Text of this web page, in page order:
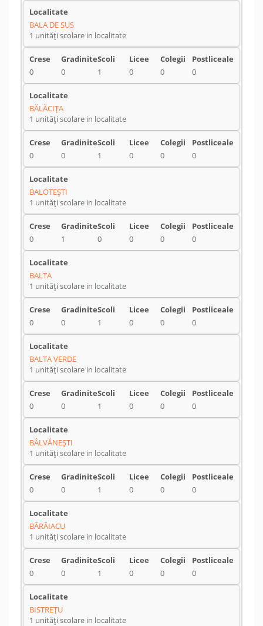
BALA DE SUS
1 unități scolare in localitate
0 0 1 0 0 0
BĂLĂCIŢA
1 unități scolare in localitate
0 0 1 0 0 0
BALOTEŞTI
1 unități scolare in localitate
0 1 0 0 0 0
BALTA
1 unități scolare in localitate
0 0 1 0 0 0
BALTA VERDE
1 unități scolare in localitate
0 0 1 0 0 0
BÂLVĂNEŞTI
1 unități scolare in localitate
0 0 1 0 0 0
BÂRÂIACU
1 unități scolare in localitate
0 0 1 0 0 0
BISTREŢU
1 unități scolare in localitate